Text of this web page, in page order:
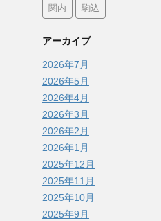
関内 駒込
アーカイブ
2026年7月
2026年5月
2026年4月
2026年3月
2026年2月
2026年1月
2025年12月
2025年11月
2025年10月
2025年9月